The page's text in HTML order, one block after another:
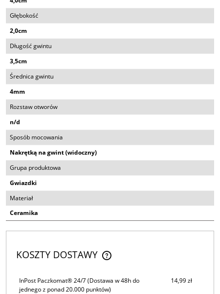
Głębokość
2,0cm
Długość gwintu
3,5cm
Średnica gwintu
4mm
Rozstaw otworów
n/d
Sposób mocowania
Nakrętką na gwint (widoczny)
Grupa produktowa
Gwiazdki
Materiał
Ceramika
KOSZTY DOSTAWY
CENA NIE ZAWIERA EWENTUALNYCH KOSZTÓW PŁATNOŚCI
InPost Paczkomat® 24/7(Dostawa w 48h do
jednego z ponad 20.000 punktów)
14,99 zł